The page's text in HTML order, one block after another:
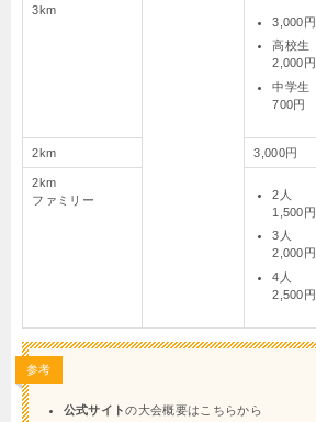
3km
3,000円
高校生
2,000円
中学生
700円
2km 3,000円
2km
ファミリー
2人
1,500円
3人
2,000円
4人
2,500円
参考
公式サイトの大会概要はこちらから